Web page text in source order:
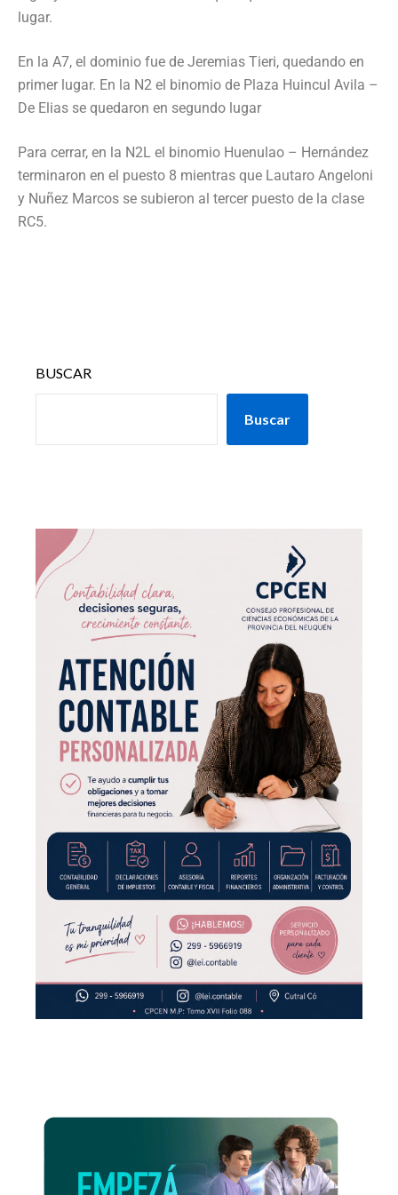
lugar.
En la A7, el dominio fue de Jeremias Tieri, quedando en
primer lugar. En la N2 el binomio de Plaza Huincul Avila –
De Elias se quedaron en segundo lugar
Para cerrar, en la N2L el binomio Huenulao – Hernández
terminaron en el puesto 8 mientras que Lautaro Angeloni
y Nuñez Marcos se subieron al tercer puesto de la clase
RC5.
BUSCAR
Buscar